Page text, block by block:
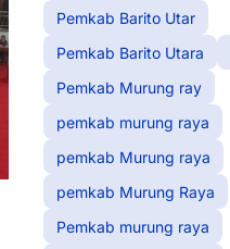
Pemkab Barito Utar
Pemkab Barito Utara
Pemkab Murung ray
pemkab murung raya
pemkab Murung raya
pemkab Murung Raya
Pemkab murung raya